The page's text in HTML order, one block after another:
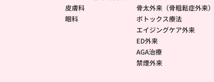
皮膚科
眼科
骨太外来（骨粗鬆症外来）
ボトックス療法
エイジングケア外来
ED外来
AGA治療
禁煙外来